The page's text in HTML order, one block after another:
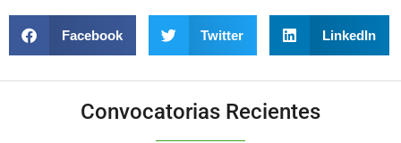
Facebook Twitter LinkedIn
Convocatorias Recientes